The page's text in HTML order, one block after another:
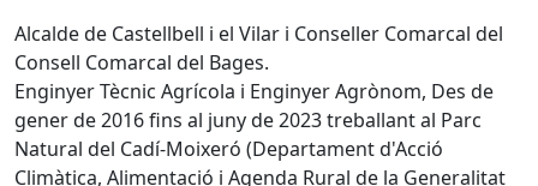
Alcalde de Castellbell i el Vilar i Conseller Comarcal del
Consell Comarcal del Bages.
Enginyer Tècnic Agrícola i Enginyer Agrònom, Des de
gener de 2016 fins al juny de 2023 treballant al Parc
Natural del Cadí-Moixeró (Departament d'Acció
Climàtica, Alimentació i Agenda Rural de la Generalitat